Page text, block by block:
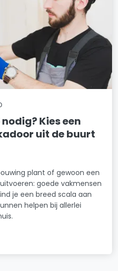
Kies een
uit de buurt
plant of gewoon een
goede vakmensen
je een breed scala aan
helpen bij allerlei